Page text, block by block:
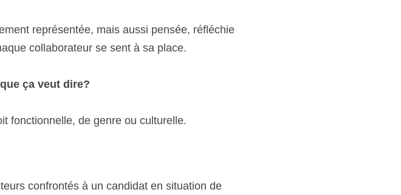
représentée, mais aussi pensée, réfléchie
collaborateur se sent à sa place.
ça veut dire?
fonctionnelle, de genre ou culturelle.
confrontés à un candidat en situation de